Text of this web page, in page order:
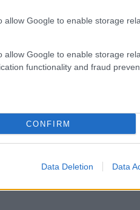
allow Google to enable storage
allow Google to enable storage
functionality and fraud
CONFIRM
Data Deletion Data
Seguinte